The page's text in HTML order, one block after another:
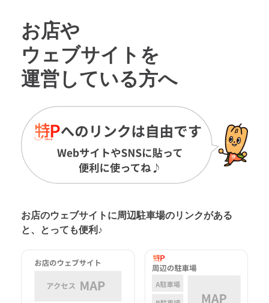
お店や
ウェブサイトを
運営している方へ
お店のウェブサイトに周辺駐車場のリンクがある
と、とっても便利♪